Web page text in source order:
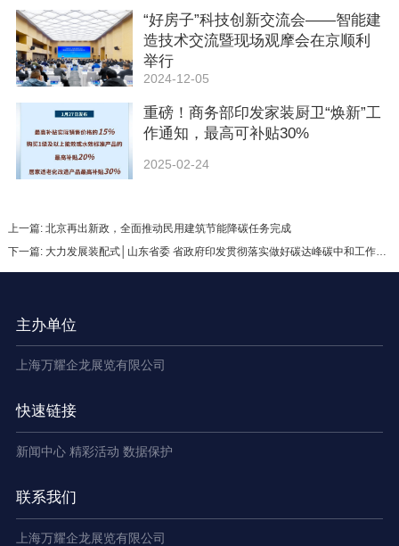
“好房子”科技创新交流会——智能建
造技术交流暨现场观摩会在京顺利
举行
2024-12-05
重磅！商务部印发家装厨卫“焕新”工
作通知，最高可补贴30%
2025-02-24
上一篇: 北京再出新政，全面推动民用建筑节能降碳任务完成
下一篇: 大力发展装配式​│山东省委 省政府印发贯彻落实做好碳达峰碳中和工作的若干措施
主办单位
上海万耀企龙展览有限公司
快速链接
新闻中心 精彩活动 数据保护
联系我们
上海万耀企龙展览有限公司